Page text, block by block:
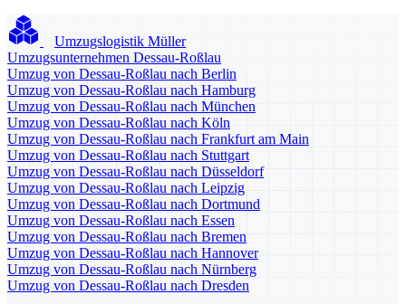
Umzugslogistik Müller
Umzugsunternehmen Dessau-Roßlau
Umzug von Dessau-Roßlau nach Berlin
Umzug von Dessau-Roßlau nach Hamburg
Umzug von Dessau-Roßlau nach München
Umzug von Dessau-Roßlau nach Köln
Umzug von Dessau-Roßlau nach Frankfurt am Main
Umzug von Dessau-Roßlau nach Stuttgart
Umzug von Dessau-Roßlau nach Düsseldorf
Umzug von Dessau-Roßlau nach Leipzig
Umzug von Dessau-Roßlau nach Dortmund
Umzug von Dessau-Roßlau nach Essen
Umzug von Dessau-Roßlau nach Bremen
Umzug von Dessau-Roßlau nach Hannover
Umzug von Dessau-Roßlau nach Nürnberg
Umzug von Dessau-Roßlau nach Dresden